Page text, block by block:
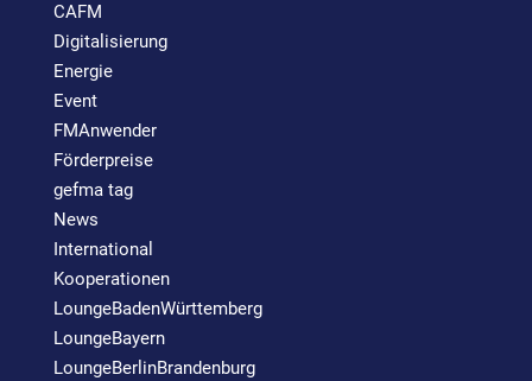
CAFM
Digitalisierung
Energie
Event
FMAnwender
Förderpreise
gefma tag
News
International
Kooperationen
LoungeBadenWürttemberg
LoungeBayern
LoungeBerlinBrandenburg